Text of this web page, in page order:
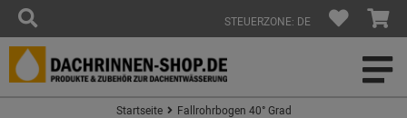
STEUERZONE: DE
Startseite Fallrohrbogen 40° Grad